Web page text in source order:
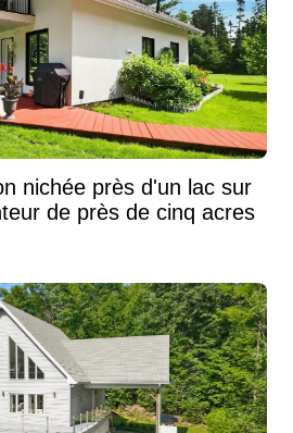
nichée près d'un lac sur
de près de cinq acres